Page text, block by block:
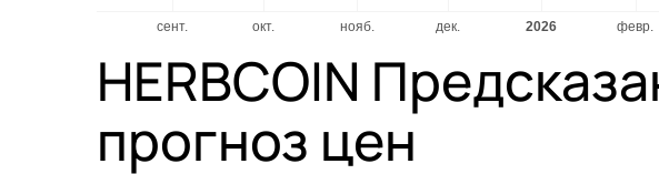
HERBCOIN
прогноз цен